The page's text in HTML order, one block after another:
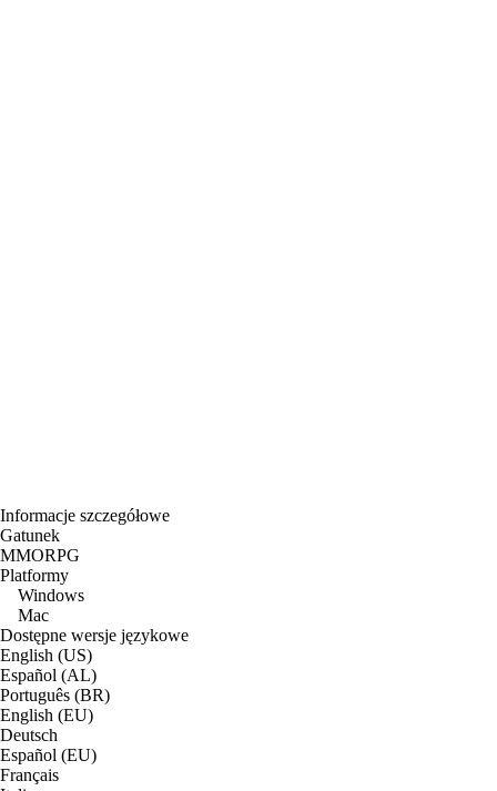
Informacje szczegółowe
Gatunek
MMORPG
Platformy
Windows
Mac
Dostępne wersje językowe
English (US)
Español (AL)
Português (BR)
English (EU)
Deutsch
Español (EU)
Français